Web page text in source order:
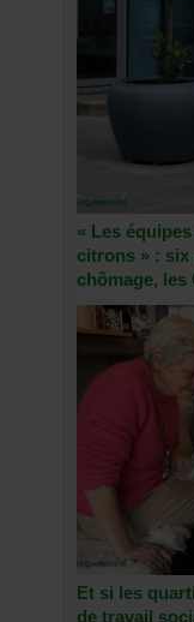
« Les
citrons » : six
chômage, les
Et si les
de travail